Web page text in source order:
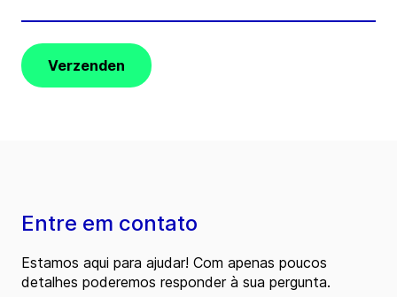
Verzenden
Entre em contato
Estamos aqui para ajudar! Com apenas poucos
detalhes poderemos responder à sua pergunta.